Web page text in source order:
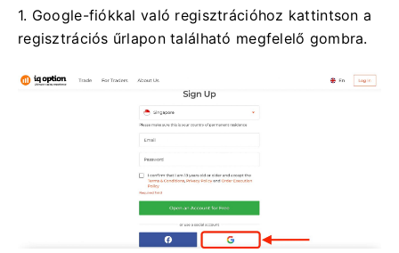
1. Google-fiókkal való regisztrációhoz kattintson a
regisztrációs űrlapon található megfelelő gombra.